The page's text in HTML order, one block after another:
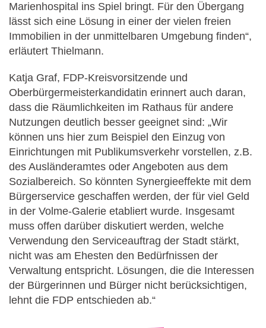
Marienhospital ins Spiel bringt. Für den Übergang
lässt sich eine Lösung in einer der vielen freien
Immobilien in der unmittelbaren Umgebung finden“,
erläutert Thielmann.
Katja Graf, FDP-Kreisvorsitzende und
Oberbürgermeisterkandidatin erinnert auch daran,
dass die Räumlichkeiten im Rathaus für andere
Nutzungen deutlich besser geeignet sind: „Wir
können uns hier zum Beispiel den Einzug von
Einrichtungen mit Publikumsverkehr vorstellen, z.B.
des Ausländeramtes oder Angeboten aus dem
Sozialbereich. So könnten Synergieeffekte mit dem
Bürgerservice geschaffen werden, der für viel Geld
in der Volme-Galerie etabliert wurde. Insgesamt
muss offen darüber diskutiert werden, welche
Verwendung den Serviceauftrag der Stadt stärkt,
nicht was am Ehesten den Bedürfnissen der
Verwaltung entspricht. Lösungen, die die Interessen
der Bürgerinnen und Bürger nicht berücksichtigen,
lehnt die FDP entschieden ab.“